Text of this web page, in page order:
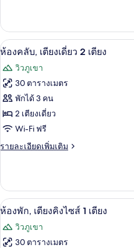
ไซส์
เตียง
เกี่ยว
กับ
ห้อง
เตียง
คิง
เตียง
เปิด
ภาพถ่าย
ทั้งหมด
ของ
ห้อง
คลับ,
เตียง
2
เตียง
5
ห้องคลับ, เตียงเดี่ยว 2 เตียง
วิวภูเขา
30 ตารางเมตร
พักได้ 3 คน
2 เตียงเดี่ยว
Wi-Fi ฟรี
รายละเอียดเพิ่มเติม
ราย
เกี่ยว
กับ
ห้อง
เตียง
เดี่ยว
เปิด
ภาพถ่าย
ทั้งหมด
15
ห้องพัก, เตียงคิงไซส์ 1 เตียง
วิวภูเขา
30 ตารางเมตร